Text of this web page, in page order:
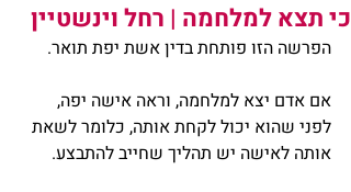
כי תצא למלחמה | רחל וינשטיין
הפרשה הזו פותחת בדין אשת יפת תואר.
אם אדם יצא למלחמה, וראה אישה יפה,
לפני שהוא יכול לקחת אותה, כלומר לשאת
אותה לאישה יש תהליך שחייב להתבצע.